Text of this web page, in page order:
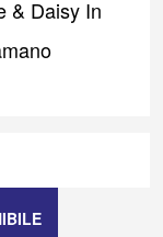
& Daisy In